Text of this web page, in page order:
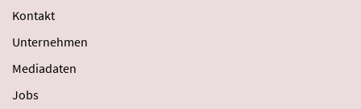
Kontakt
Unternehmen
Mediadaten
Jobs